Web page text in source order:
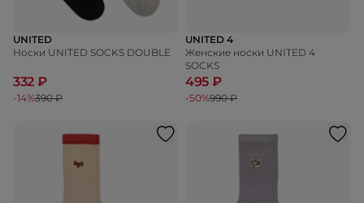
UNITED
Носки UNITED SOCKS DOUBLE
332 ₽
-14%390 ₽
UNITED 4
Женские носки UNITED 4
SOCKS
495 ₽
-50%990 ₽